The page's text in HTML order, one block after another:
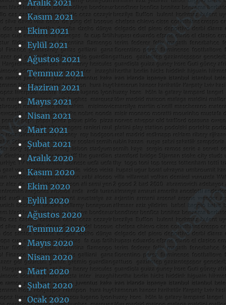
Aralık 2021
Kasım 2021
Ekim 2021
Eylül 2021
Ağustos 2021
Temmuz 2021
Haziran 2021
Mayıs 2021
Nisan 2021
Mart 2021
Şubat 2021
Aralık 2020
Kasım 2020
Ekim 2020
Eylül 2020
Ağustos 2020
Temmuz 2020
Mayıs 2020
Nisan 2020
Mart 2020
Şubat 2020
Ocak 2020